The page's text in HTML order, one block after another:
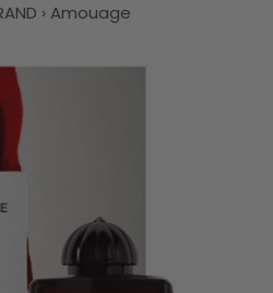
haben diese auch
Amouage
Amouage
› Amouage